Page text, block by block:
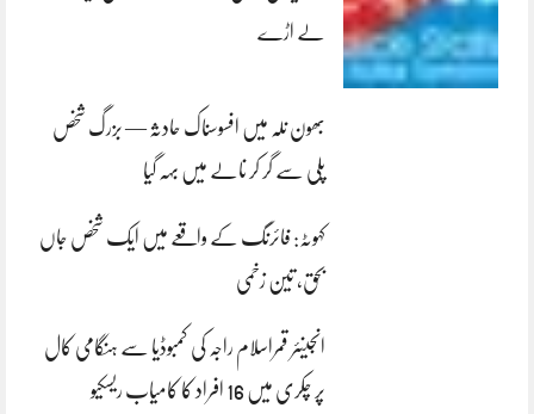
لے اڑے
بھون نلہ میں افسوسناک حادثہ — بزرگ شخص
پلی سے گر کر نالے میں بہہ گیا
کہوٹہ: فائرنگ کے واقعے میں ایک شخص جاں
بحق، تین زخمی
انجینئر قمراسلام راجہ کی کمبوڈیا سے ہنگامی کال
پر چکری میں 16 افراد کا کامیاب ریسکیو